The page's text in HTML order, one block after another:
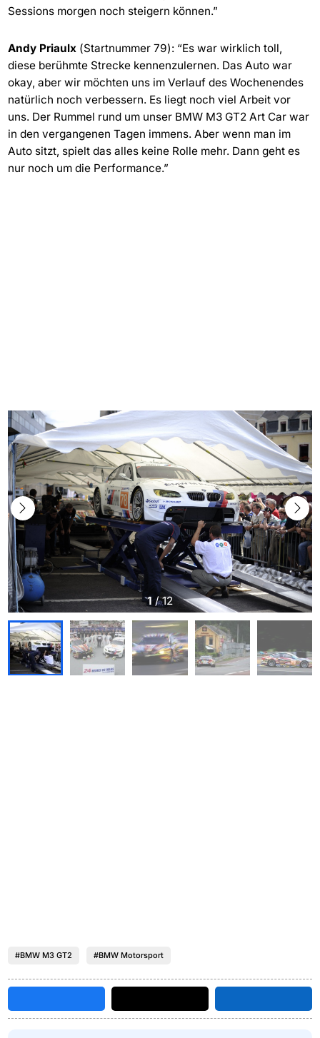
Sessions morgen noch steigern können.”
Andy Priaulx(Startnummer 79): “Es war wirklich toll,
diese berühmte Strecke kennenzulernen. Das Auto war
okay, aber wir möchten uns im Verlauf des Wochenendes
natürlich noch verbessern. Es liegt noch viel Arbeit vor
uns. Der Rummel rund um unser BMW M3 GT2 Art Car war
in den vergangenen Tagen immens. Aber wenn man im
Auto sitzt, spielt das alles keine Rolle mehr. Dann geht es
nur noch um die Performance.”
1/12
#BMW M3 GT2 #BMW Motorsport